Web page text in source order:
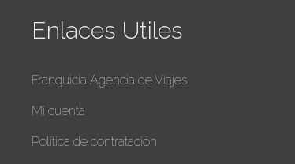
Enlaces Utiles
Franquicia Agencia de Viajes
Mi cuenta
Política de contratación